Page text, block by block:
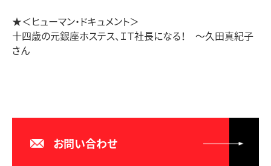
★＜ヒューマン・ドキュメント＞
十四歳の元銀座ホステス、ＩＴ社長になる！ ～久田真紀子
さん
お問い合わせ